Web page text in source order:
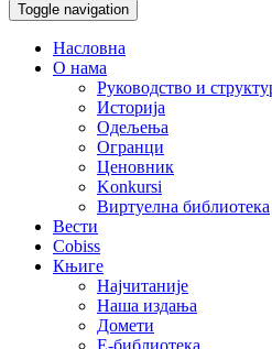
Toggle navigation
Насловна
О нама
Руководство и
Историја
Одељења
Огранци
Ценовник
Konkursi
Виртуелна библиотека
Вести
Cobiss
Књиге
Најчитаније
Наша издања
Домети
E-библиотека